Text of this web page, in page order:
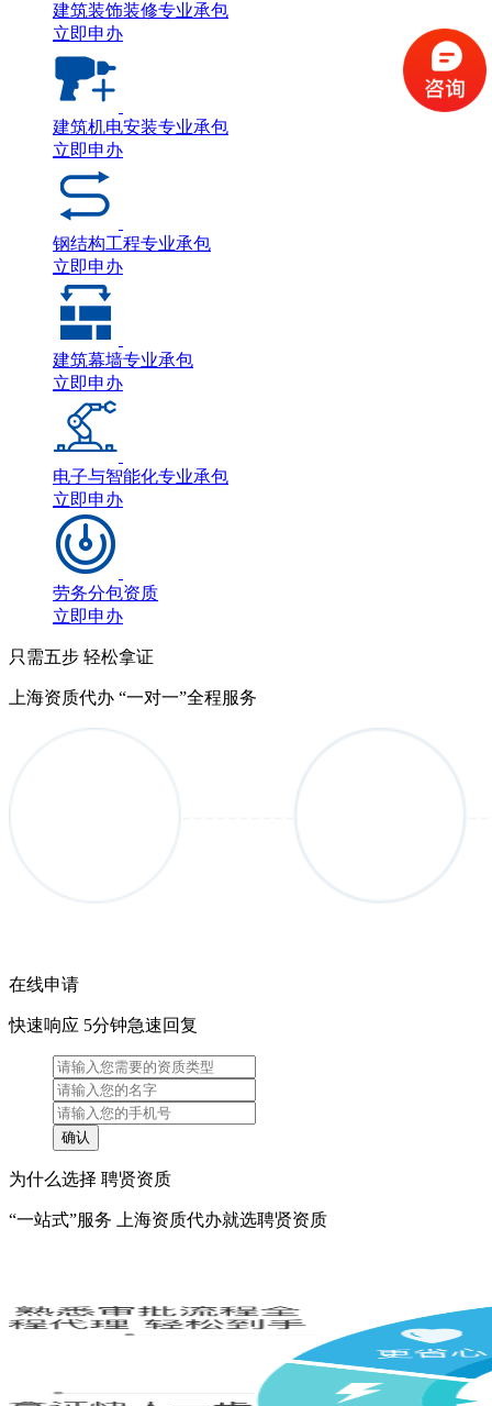
建筑装饰装修专业承包
立即申办
建筑机电安装专业承包
立即申办
钢结构工程专业承包
立即申办
建筑幕墙专业承包
立即申办
电子与智能化专业承包
立即申办
劳务分包资质
立即申办
只需五步 轻松拿证
上海资质代办 “一对一”全程服务
在线申请
快速响应 5分钟急速回复
为什么选择 聘贤资质
“一站式”服务 上海资质代办就选聘贤资质